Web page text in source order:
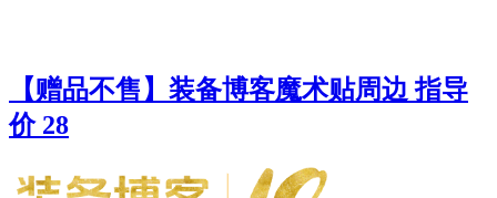
【赠品不售】装备博客魔术贴周边 指导
价 28